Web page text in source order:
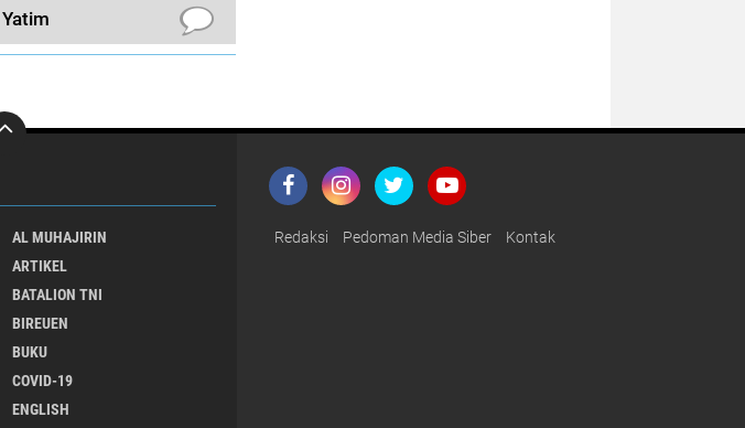
AL MUHAJIRIN
ARTIKEL
BATALION TNI
BIREUEN
BUKU
COVID-19
ENGLISH
Redaksi Pedoman Media Siber Kontak